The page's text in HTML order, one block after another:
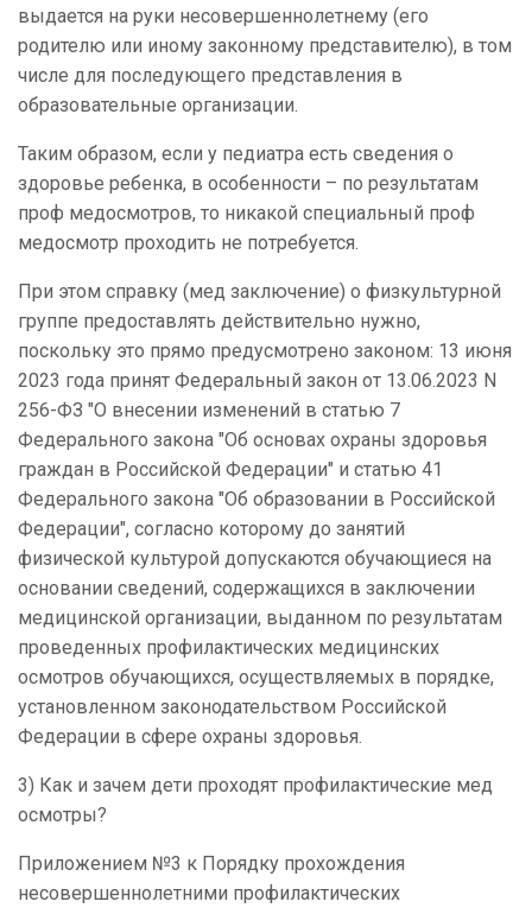
выдается на руки несовершеннолетнему (его
родителю или иному законному представителю), в том
числе для последующего представления в
образовательные организации.
Таким образом, если у педиатра есть сведения о
здоровье ребенка, в особенности – по результатам
проф медосмотров, то никакой специальный проф
медосмотр проходить не потребуется.
При этом справку (мед заключение) о физкультурной
группе предоставлять действительно нужно,
поскольку это прямо предусмотрено законом: 13 июня
2023 года принят Федеральный закон от 13.06.2023 N
256-ФЗ "О внесении изменений в статью 7
Федерального закона "Об основах охраны здоровья
граждан в Российской Федерации" и статью 41
Федерального закона "Об образовании в Российской
Федерации", согласно которому до занятий
физической культурой допускаются обучающиеся на
основании сведений, содержащихся в заключении
медицинской организации, выданном по результатам
проведенных профилактических медицинских
осмотров обучающихся, осуществляемых в порядке,
установленном законодательством Российской
Федерации в сфере охраны здоровья.
3) Как и зачем дети проходят профилактические мед
осмотры?
Приложением №3 к Порядку прохождения
несовершеннолетними профилактических